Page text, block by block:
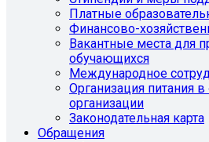
Платные
Финансово-
Вакантные места для
обучающихся
Международное
Организация питания
организации
Законодательная карта
Обращения